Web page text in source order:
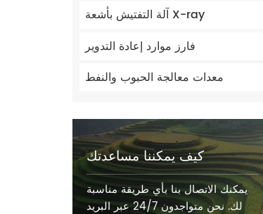
آلة التفتيش بأشعة X-ray
فارز موارد إعادة التدوير
معدات معالجة الحبوب والنفط
كيف يمكننا مساعدتك
يمكنك الاتصال بنا بأي طريقة مناسبة
لك. نحن متواجدون 24/7 عبر البريد